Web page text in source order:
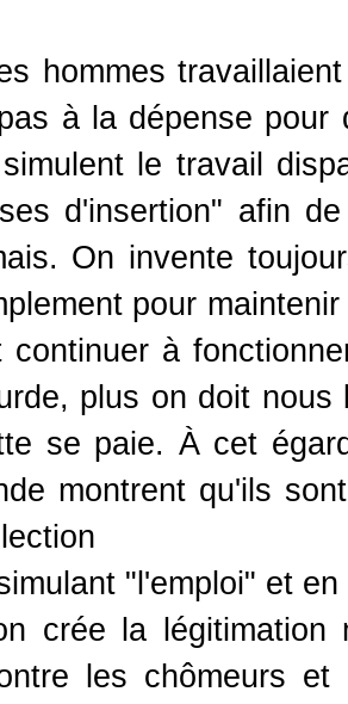
hommes
à la dépense pour
le travail
d'insertion" afin
On invente
pour
continuer à
plus on doit
se paie. À cet
montrent qu'ils
"l'emploi" et
crée la légitimation
les chômeurs